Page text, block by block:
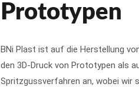
Prototypen
BNi Plast ist auf die Herstellung
den 3D-Druck von Prototypen als
Spritzgussverfahren an, wobei wir